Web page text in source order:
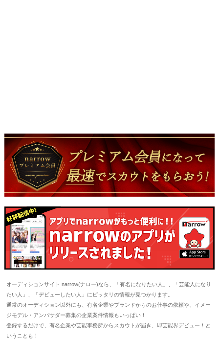
オーディションサイト narrow(ナロー)なら、「有名になりたい人」、「芸能人になり
たい人」、「デビューしたい人」にピッタリの情報が見つかります。
通常のオーディション以外にも、有名企業やブランドからのお仕事の依頼や、イメー
ジモデル・アンバサダー募集の企業案件情報もいっぱい！
登録するだけで、有名企業や芸能事務所からスカウトが届き、即芸能界デビュー！と
いうことも！